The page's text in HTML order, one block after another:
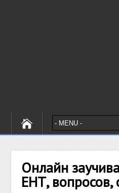
Онлайн
ЕНТ, вопросов,